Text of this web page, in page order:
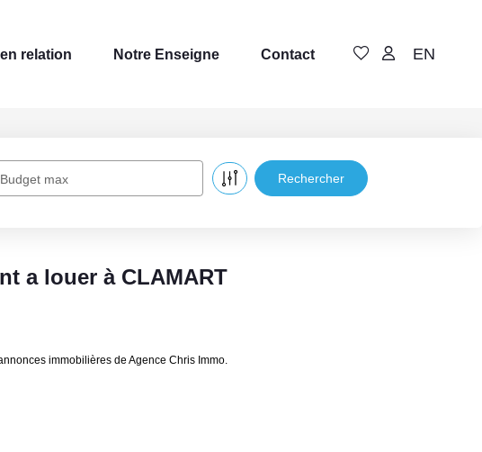
relation Notre Enseigne Contact EN
Budget max
a louer à CLAMART
immobilières de Agence Chris Immo.